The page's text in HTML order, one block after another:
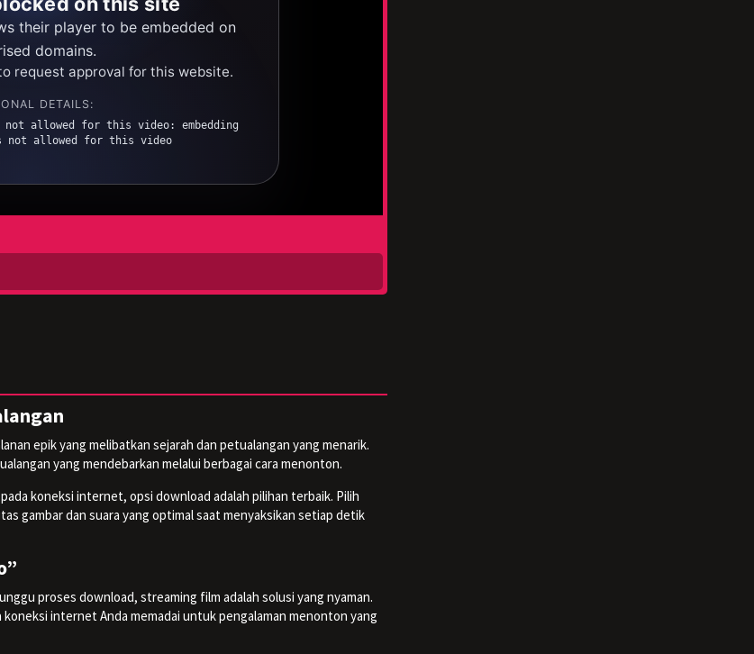
epik yang melibatkan sejarah dan petualangan yang menarik.
yang mendebarkan melalui berbagai cara menonton.
koneksi internet, opsi download adalah pilihan terbaik. Pilih
gambar dan suara yang optimal saat menyaksikan setiap detik
proses download, streaming film adalah solusi yang nyaman.
internet Anda memadai untuk pengalaman menonton yang